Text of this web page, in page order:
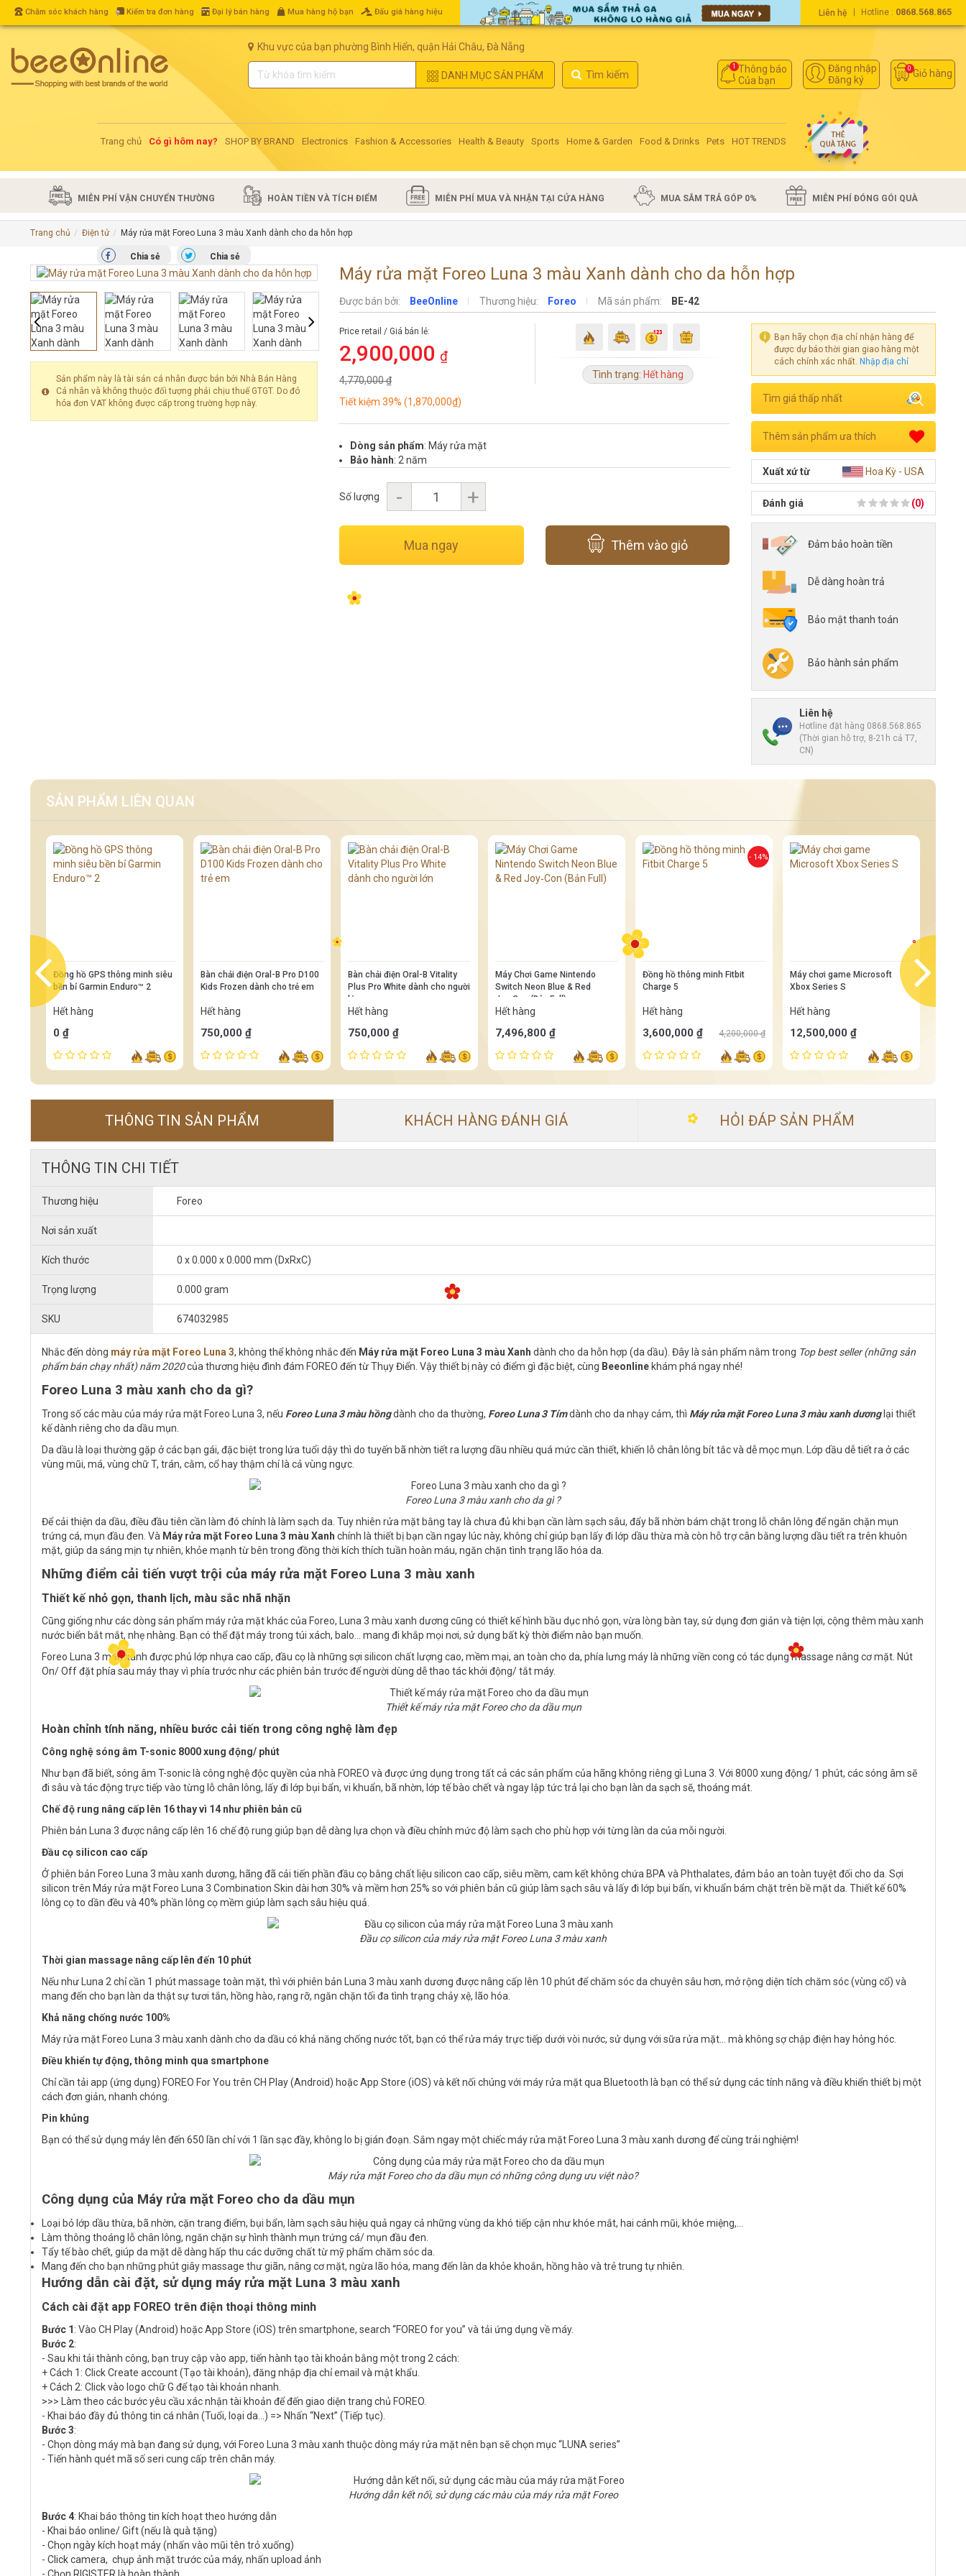
Chăm sóc khách hàng Kiểm tra đơn hàng Đại lý bán hàng Mua hàng hộ bạn Đấu giá hàng hiệu Hotline : 0868.568.865
Liên hệ
Khu vực của bạn phường Bình Hiển, quận Hải Châu, Đà Nẵng
DANH MỤC SẢN PHẨM Tìm kiếm Giỏ hàng
0
Đăng nhập
Đăng ký
1 Thông báo
Của bạn
Trang chủ Có gì hôm nay? SHOP BY BRAND Electronics Fashion & Accessories Health & Beauty Sports Home & Garden Food & Drinks Pets HOT TRENDS
MIỄN PHÍ VẬN CHUYỂN THƯỜNG HOÀN TIỀN VÀ TÍCH ĐIỂM MIỄN PHÍ MUA VÀ NHẬN TẠI CỬA HÀNG MUA SẮM TRẢ GÓP 0% MIỄN PHÍ ĐÓNG GÓI QUÀ
Trang chủ Điện tử Máy rửa mặt Foreo Luna 3 màu Xanh dành cho da hỗn hợp
Chia sẻ Chia sẻ
prev
Sản phẩm này là tài sản cá nhân được bán bởi Nhà Bán Hàng
Cá nhân và không thuộc đối tượng phải chịu thuế GTGT. Do đó
hóa đơn VAT không được cấp trong trường hợp này.
Máy rửa mặt Foreo Luna 3 màu Xanh dành cho da hỗn hợp
Được bán bởi: BeeOnline Thương hiệu: Foreo Mã sản phẩm: BE-42
Price retail / Giá bán lẻ:
2,900,000 ₫
4,770,000 ₫
Tiết kiệm 39% (1,870,000₫)
Tình trạng: Hết hàng
Dòng sản phẩm: Máy rửa mặt
Bảo hành: 2 năm
Số lượng - +
Mua ngay Thêm vào giỏ
Bạn hãy chọn địa chỉ nhận hàng để
được dự báo thời gian giao hàng một
cách chính xác nhất. Nhập địa chỉ
Tìm giá thấp nhất
Thêm sản phẩm ưa thích
Xuất xứ từ Hoa Kỳ - USA
Đánh giá (0)
0 Nhận xét
0 Nhận xét
Nhận xét
Đảm bảo hoàn tiền
Dễ dàng hoàn trả
Bảo mật thanh toán
Bảo hành sản phẩm
Liên hệ
Hotline đặt hàng 0868.568.865
(Thời gian hỗ trợ, 8-21h cả T7,
CN)
SẢN PHẨM LIÊN QUAN
Đồng hồ GPS thông minh siêu
bền bỉ Garmin Enduro™ 2
Hết hàng
0 ₫
Bàn chải điện Oral-B Pro D100
Kids Frozen dành cho trẻ em
Hết hàng
750,000 ₫
Bàn chải điện Oral-B Vitality
Plus Pro White dành cho người
lớn
Hết hàng
750,000 ₫
Máy Chơi Game Nintendo
Switch Neon Blue & Red
Joy‑Con (Bản Full)
Hết hàng
7,496,800 ₫
- 14%
Đồng hồ thông minh Fitbit
Charge 5
Hết hàng
3,600,000 ₫ 4,200,000 ₫
Máy chơi game Microsoft
Xbox Series S
Hết hàng
12,500,000 ₫
prev
THÔNG TIN SẢN PHẨM KHÁCH HÀNG ĐÁNH GIÁ HỎI ĐÁP SẢN PHẨM
THÔNG TIN CHI TIẾT
Thương hiệu Foreo
Nơi sản xuất
Kích thước 0 x 0.000 x 0.000 mm (DxRxC)
Trọng lượng 0.000 gram
SKU 674032985
Nhắc đến dòng máy rửa mặt Foreo Luna 3, không thể không nhắc đến Máy rửa mặt Foreo Luna 3 màu Xanh dành cho da hỗn hợp (da dầu). Đây là sản phẩm nằm trong Top best seller (những sản
phẩm bán chạy nhất) năm 2020của thương hiệu đình đám FOREO đến từ Thụy Điển. Vậy thiết bị này có điểm gì đặc biệt, cùng Beeonline khám phá ngay nhé!
Foreo Luna 3 màu xanh cho da gì?
Trong số các màu của máy rửa mặt Foreo Luna 3, nếu Foreo Luna 3 màu hồngdành cho da thường, Foreo Luna 3 Tímdành cho da nhạy cảm, thì Máy rửa mặt Foreo Luna 3 màu xanh dươnglại thiết
kế dành riêng cho da dầu mụn.
Da dầu là loại thường gặp ở các bạn gái, đặc biệt trong lứa tuổi dậy thì do tuyến bã nhờn tiết ra lượng dầu nhiều quá mức cần thiết, khiến lỗ chân lông bít tắc và dễ mọc mụn. Lớp dầu dễ tiết ra ở các
vùng mũi, má, vùng chữ T, trán, cằm, cổ hay thậm chí là cả vùng ngực.
Foreo Luna 3 màu xanh cho da gì ?
Để cải thiện da dầu, điều đầu tiên cần làm đó chính là làm sạch da. Tuy nhiên rửa mặt bằng tay là chưa đủ khi bạn cần làm sạch sâu, đẩy bã nhờn bám chặt trong lỗ chân lông để ngăn chặn mụn
trứng cá, mụn đầu đen. Và Máy rửa mặt Foreo Luna 3 màu Xanh chính là thiết bị bạn cần ngay lúc này, không chỉ giúp bạn lấy đi lớp dầu thừa mà còn hỗ trợ cân bằng lượng dầu tiết ra trên khuôn
mặt, giúp da sáng mịn tự nhiên, khỏe mạnh từ bên trong đồng thời kích thích tuần hoàn máu, ngăn chặn tình trạng lão hóa da.
Những điểm cải tiến vượt trội của máy rửa mặt Foreo Luna 3 màu xanh
Thiết kế nhỏ gọn, thanh lịch, màu sắc nhã nhặn
Cũng giống như các dòng sản phẩm máy rửa mặt khác của Foreo, Luna 3 màu xanh dương cũng có thiết kế hình bầu dục nhỏ gọn, vừa lòng bàn tay, sử dụng đơn giản và tiện lợi, cộng thêm màu xanh
nước biển bắt mắt, nhẹ nhàng. Bạn có thể đặt máy trong túi xách, balo… mang đi khắp mọi nơi, sử dụng bất kỳ thời điểm nào bạn muốn.
Foreo Luna 3 màu xanh được phủ lớp nhựa cao cấp, đầu cọ là những sợi silicon chất lượng cao, mềm mại, an toàn cho da, phía lưng máy là những viền cong có tác dụng massage nâng cơ mặt. Nút
On/ Off đặt phía sau máy thay vì phía trước như các phiên bản trước để người dùng dễ thao tác khởi động/ tắt máy.
Thiết kế máy rửa mặt Foreo cho da dầu mụn
Hoàn chỉnh tính năng, nhiều bước cải tiến trong công nghệ làm đẹp
Công nghệ sóng âm T-sonic 8000 xung động/ phút
Như bạn đã biết, sóng âm T-sonic là công nghệ độc quyền của nhà FOREO và được ứng dụng trong tất cả các sản phẩm của hãng không riêng gì Luna 3. Với 8000 xung động/ 1 phút, các sóng âm sẽ
đi sâu và tác động trực tiếp vào từng lỗ chân lông, lấy đi lớp bụi bẩn, vi khuẩn, bã nhờn, lớp tế bào chết và ngay lập tức trả lại cho bạn làn da sạch sẽ, thoáng mát.
Chế độ rung nâng cấp lên 16 thay vì 14 như phiên bản cũ
Phiên bản Luna 3 được nâng cấp lên 16 chế độ rung giúp bạn dễ dàng lựa chọn và điều chỉnh mức độ làm sạch cho phù hợp với từng làn da của mỗi người.
Đầu cọ silicon cao cấp
Ở phiên bản Foreo Luna 3 màu xanh dương, hãng đã cải tiến phần đầu cọ bằng chất liệu silicon cao cấp, siêu mềm, cam kết không chứa BPA và Phthalates, đảm bảo an toàn tuyệt đối cho da. Sợi
silicon trên Máy rửa mặt Foreo Luna 3 Combination Skin dài hơn 30% và mềm hơn 25% so với phiên bản cũ giúp làm sạch sâu và lấy đi lớp bụi bẩn, vi khuẩn bám chặt trên bề mặt da. Thiết kế 60%
lông cọ to dần đều và 40% phần lông cọ mềm giúp làm sạch sâu hiệu quả.
Đầu cọ silicon của máy rửa mặt Foreo Luna 3 màu xanh
Thời gian massage nâng cấp lên đến 10 phút
Nếu như Luna 2 chỉ cần 1 phút massage toàn mặt, thì với phiên bản Luna 3 màu xanh dương được nâng cấp lên 10 phút để chăm sóc da chuyên sâu hơn, mở rộng diện tích chăm sóc (vùng cổ) và
mang đến cho bạn làn da thật sự tươi tắn, hồng hào, rạng rỡ, ngăn chặn tối đa tình trạng chảy xệ, lão hóa.
Khả năng chống nước 100%
Máy rửa mặt Foreo Luna 3 màu xanh dành cho da dầu có khả năng chống nước tốt, bạn có thể rửa máy trực tiếp dưới vòi nước, sử dụng với sữa rửa mặt… mà không sợ chập điện hay hỏng hóc.
Điều khiển tự động, thông minh qua smartphone
Chỉ cần tải app (ứng dụng) FOREO For You trên CH Play (Android) hoặc App Store (iOS) và kết nối chúng với máy rửa mặt qua Bluetooth là bạn có thể sử dụng các tính năng và điều khiển thiết bị một
cách đơn giản, nhanh chóng.
Pin khủng
Bạn có thể sử dụng máy lên đến 650 lần chỉ với 1 lần sạc đầy, không lo bị gián đoạn. Sắm ngay một chiếc máy rửa mặt Foreo Luna 3 màu xanh dương để cùng trải nghiệm!
Máy rửa mặt Foreo cho da dầu mụn có những công dụng ưu việt nào?
Công dụng của Máy rửa mặt Foreo cho da dầu mụn
Loại bỏ lớp dầu thừa, bã nhờn, cặn trang điểm, bụi bẩn, làm sạch sâu hiệu quả ngay cả những vùng da khó tiếp cận như khóe mắt, hai cánh mũi, khóe miệng,…
Làm thông thoáng lỗ chân lông, ngăn chặn sự hình thành mụn trứng cá/ mụn đầu đen.
Tẩy tế bào chết, giúp da mặt dễ dàng hấp thu các dưỡng chất từ mỹ phẩm chăm sóc da.
Mang đến cho bạn những phút giây massage thư giãn, nâng cơ mặt, ngừa lão hóa, mang đến làn da khỏe khoắn, hồng hào và trẻ trung tự nhiên.
Hướng dẫn cài đặt, sử dụng máy rửa mặt Luna 3 màu xanh
Cách cài đặt app FOREO trên điện thoại thông minh
Bước 1 : Vào CH Play (Android) hoặc App Store (iOS) trên smartphone, search “FOREO for you” và tải ứng dụng về máy.
Bước 2:
- Sau khi tải thành công, bạn truy cập vào app, tiến hành tạo tài khoản bằng một trong 2 cách:
+ Cách 1: Click Create account (Tạo tài khoản), đăng nhập địa chỉ email và mật khẩu.
+ Cách 2: Click vào logo chữ G để tạo tài khoản nhanh.
>>> Làm theo các bước yêu cầu xác nhận tài khoản để đến giao diện trang chủ FOREO.
- Khai báo đầy đủ thông tin cá nhân (Tuổi, loại da…) => Nhấn “Next” (Tiếp tục).
Bước 3:
- Chọn dòng máy mà bạn đang sử dụng, với Foreo Luna 3 màu xanh thuộc dòng máy rửa mặt nên bạn sẽ chọn mục “LUNA series”
- Tiến hành quét mã số seri cung cấp trên chân máy.
Hướng dẫn kết nối, sử dụng các màu của máy rửa mặt Foreo
Bước 4: Khai báo thông tin kích hoạt theo hướng dẫn
- Khai báo online/ Gift (nếu là quà tặng)
- Chọn ngày kích hoạt máy (nhấn vào mũi tên trỏ xuống)
- Click camera, chụp ảnh mặt trước của máy, nhấn upload ảnh